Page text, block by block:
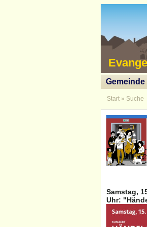
Gemeinde
Start» Suche
Samstag,
Uhr: